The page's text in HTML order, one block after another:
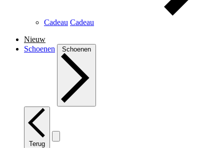
Cadeau Cadeau
Nieuw
Schoenen
Schoenen
Terug